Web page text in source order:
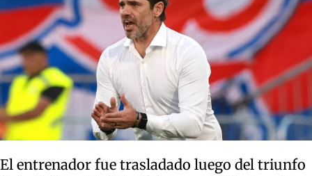
El entrenador fue trasladado luego del triunfo